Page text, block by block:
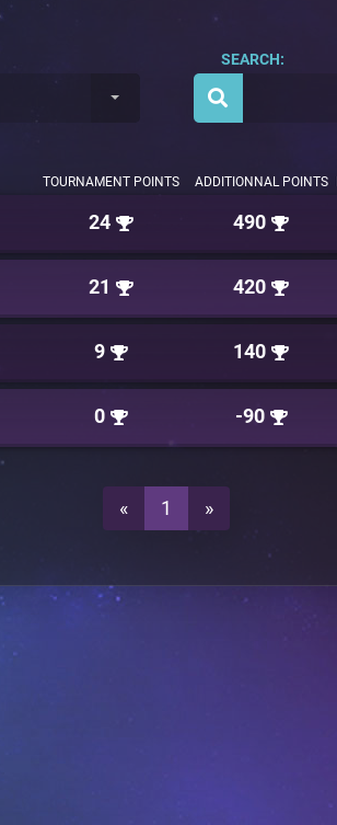
SEARCH:
TOURNAMENT POINTS ADDITIONNAL POINTS
24 490
21 420
9 140
0 -90
« 1 »